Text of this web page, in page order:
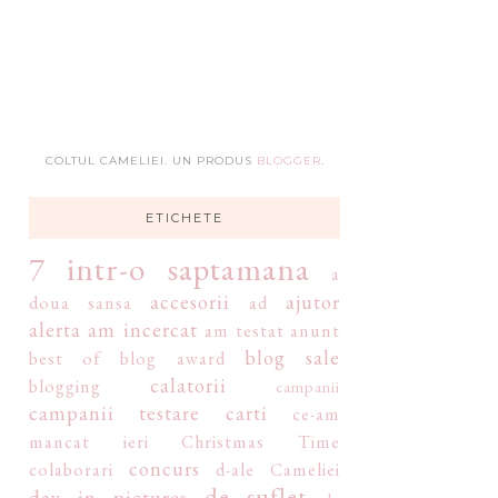
COLTUL CAMELIEI. UN PRODUS BLOGGER.
ETICHETE
7 intr-o saptamana
a
doua sansa
accesorii ad
ajutor
alerta am incercat am testat anunt
best of
blog award blog sale
blogging calatorii campanii
campanii testare carti
ce-am
mancat ieri
Christmas Time
colaborari
concurs d-ale Cameliei